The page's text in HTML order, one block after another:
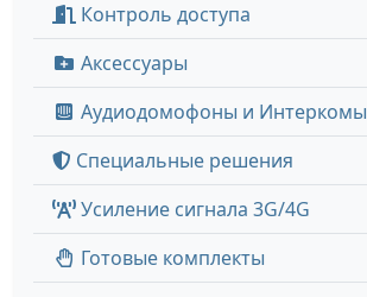
Контроль доступа
Аксессуары
Аудиодомофоны и Интеркомы
Специальные решения
Усиление сигнала 3G/4G
Готовые комплекты